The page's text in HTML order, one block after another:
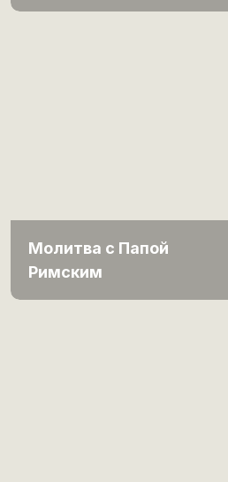
Молитва с Папой
Римским